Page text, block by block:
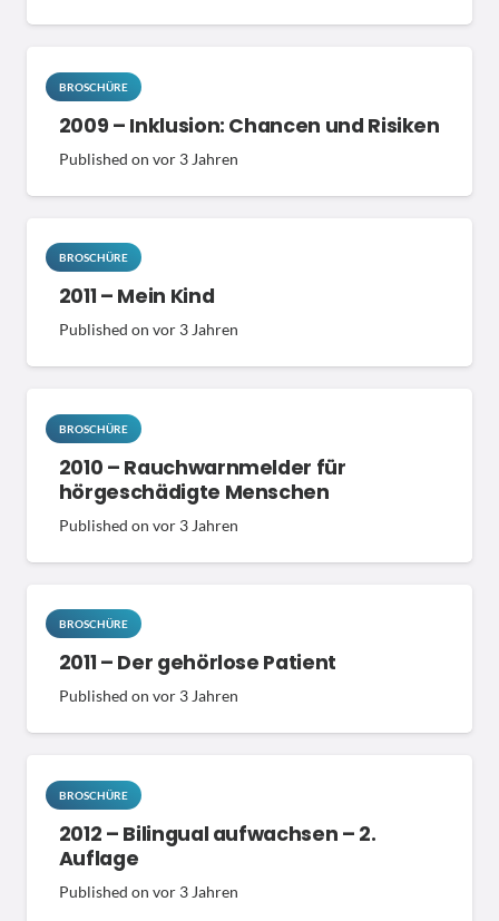
BROSCHÜRE
2009 – Inklusion: Chancen und Risiken
Published on vor 3 Jahren
BROSCHÜRE
2011 – Mein Kind
Published on vor 3 Jahren
BROSCHÜRE
2010 – Rauchwarnmelder für
hörgeschädigte Menschen
Published on vor 3 Jahren
BROSCHÜRE
2011 – Der gehörlose Patient
Published on vor 3 Jahren
BROSCHÜRE
2012 – Bilingual aufwachsen – 2.
Auflage
Published on vor 3 Jahren